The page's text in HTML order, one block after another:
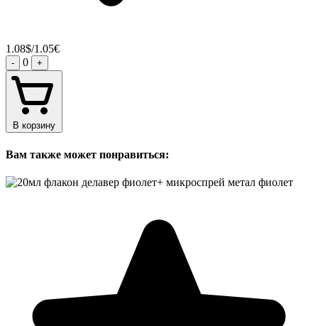
1.08$/1.05€
- 0 +
В корзину
Вам также может понравиться: